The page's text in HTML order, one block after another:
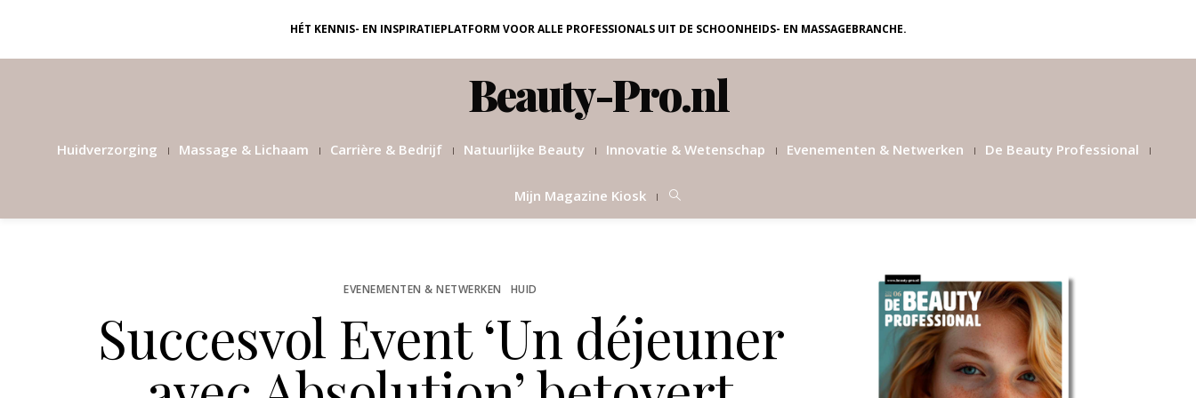
HÉT KENNIS- EN INSPIRATIEPLATFORM VOOR ALLE PROFESSIONALS UIT DE SCHOONHEIDS- EN MASSAGEBRANCHE.
Beauty-Pro.nl
Huidverzorging Massage & Lichaam Carrière & Bedrijf Natuurlijke Beauty Innovatie & Wetenschap Evenementen & Netwerken De Beauty Professional
Mijn Magazine Kiosk
EVENEMENTEN & NETWERKEN HUID
Succesvol Event ‘Un déjeuner